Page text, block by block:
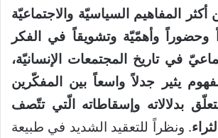
المفاهيم السياسيّة والاجتماعيّة
وحضوراً وأهمّيّة وتشويقاً في الفكر
في تاريخ المجتمعات الإنسانيّة،
يثير جدلاً واسعاً بين المفكّرين
بدلالاته وإسقاطاته الّتي تتّصف
. ونظراً للتعقيد الشديد في طبيعة